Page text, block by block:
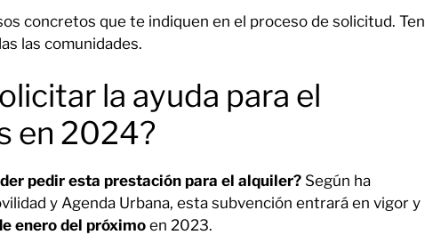
concretos que te indiquen en el proceso de solicitud. Ten
las comunidades.
la ayuda para el
en 2024?
pedir esta prestación para el alquiler? Según ha
y Agenda Urbana, esta subvención entrará en vigor y
enero del próximoen 2023.